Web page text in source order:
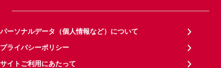
パーソナルデータ（個人情報など）について
プライバシーポリシー
サイトご利用にあたって